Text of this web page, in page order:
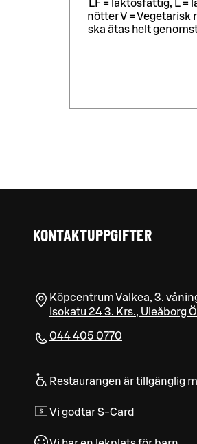
LF = laktosfattig, L =
nötter V =
ska ätas helt
KONTAKTUPPGIFTER
Köpcentrum Valkea, 3.
Isokatu 24 3. Krs., Uleåborg
044 405 0770
Restaurangen är tillgänglig
Vi godtar S-Card